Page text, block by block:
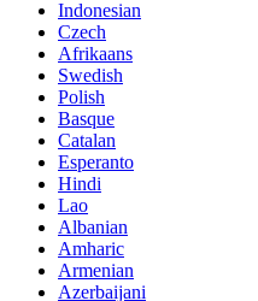
Indonesian
Czech
Afrikaans
Swedish
Polish
Basque
Catalan
Esperanto
Hindi
Lao
Albanian
Amharic
Armenian
Azerbaijani